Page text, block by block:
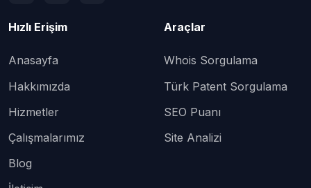
Hızlı Erişim
Anasayfa
Hakkımızda
Hizmetler
Çalışmalarımız
Blog
Araçlar
Whois Sorgulama
Türk Patent Sorgulama
SEO Puanı
Site Analizi